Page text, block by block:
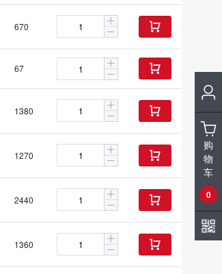
670 
67 
1380 
1270 
2440 
1360 
购
物
车
0